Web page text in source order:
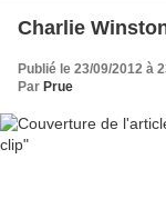
Charlie
Publié le 23/09/2012 à
Par Prue